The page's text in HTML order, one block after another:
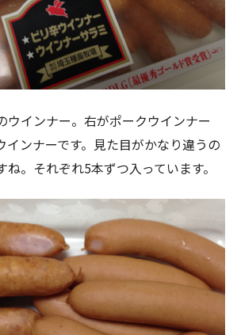
ウインナー。右がポークウインナー
インナーです。見た目がかなり違うの
。それぞれ5本ずつ入っています。